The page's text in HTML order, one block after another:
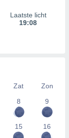
Laatste licht
19:08
Zat
Zon
8 9
15 16